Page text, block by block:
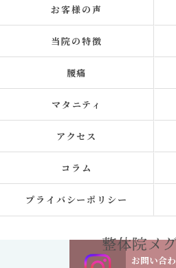
お問い合わ
お客様の声
当院の特徴
腰痛
マタニティ
アクセス
コラム
プライバシーポリシー